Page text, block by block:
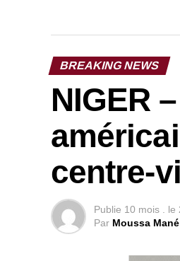
BREAKING NEWS
NIGER
centre-
Publie 10 mois . le
Par Moussa Mané